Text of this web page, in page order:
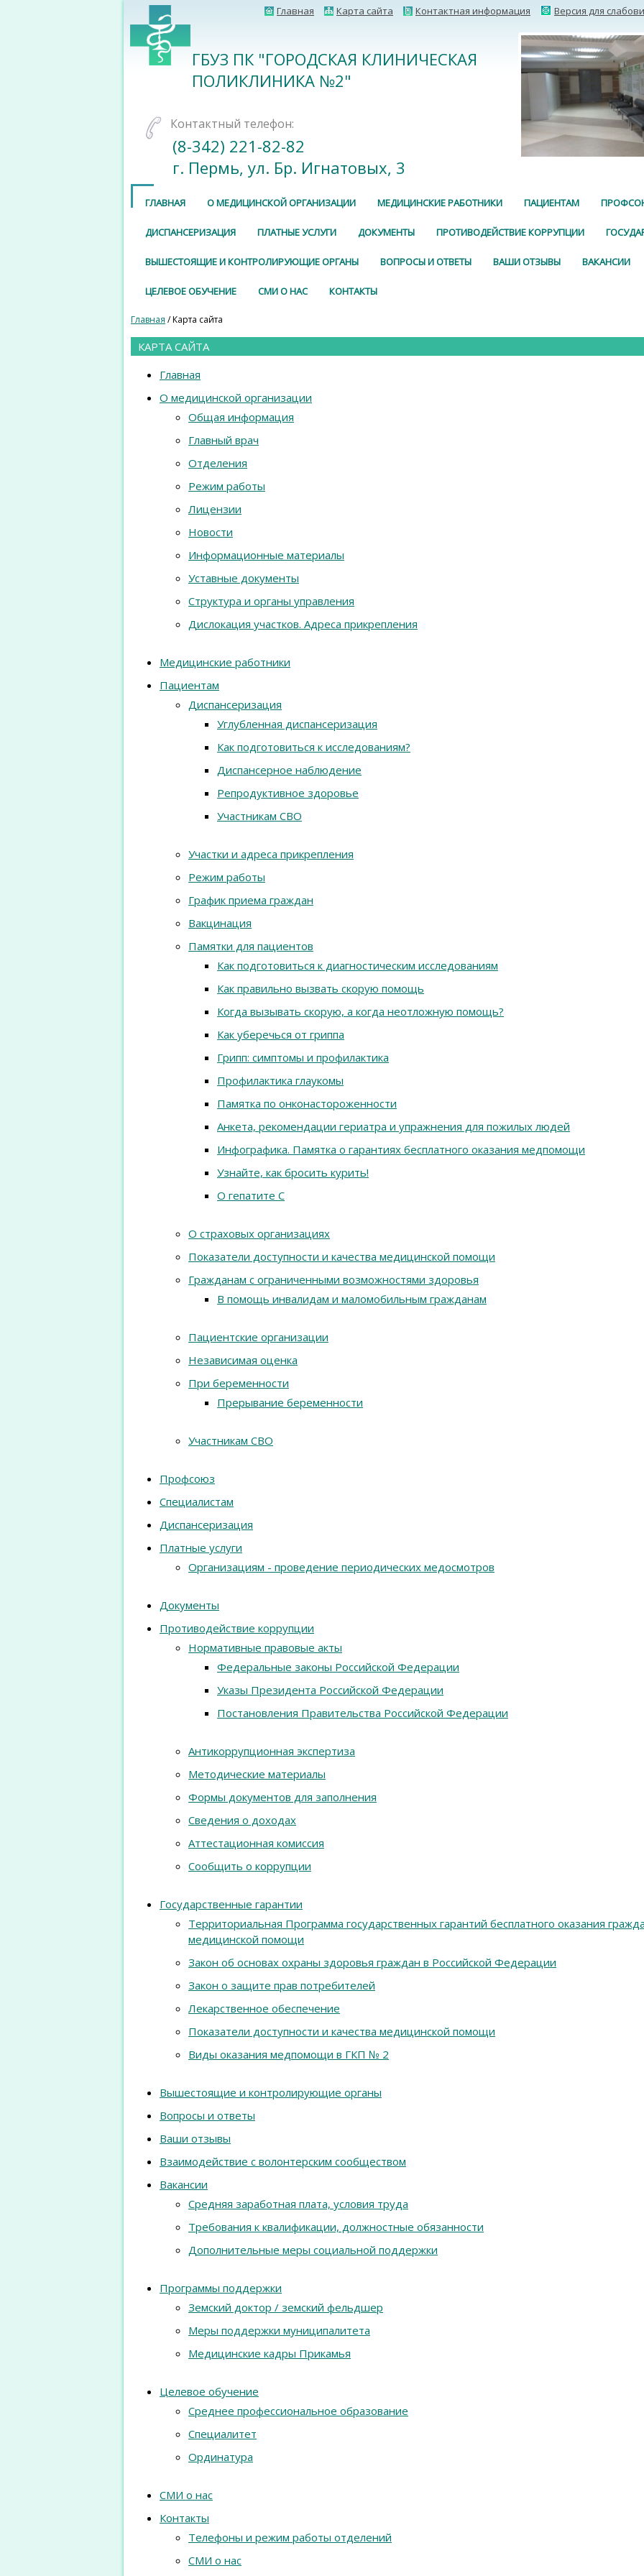
Главная Карта сайта Контактная информация Версия для
ГБУЗ ПК "ГОРОДСКАЯ КЛИНИЧЕСКАЯ
ПОЛИКЛИНИКА №2"
Контактный телефон:
(8-342) 221-82-82
г. Пермь, ул. Бр. Игнатовых, 3
ГЛАВНАЯ О МЕДИЦИНСКОЙ ОРГАНИЗАЦИИ МЕДИЦИНСКИЕ РАБОТНИКИ ПАЦИЕНТАМ
ДИСПАНСЕРИЗАЦИЯ ПЛАТНЫЕ УСЛУГИ ДОКУМЕНТЫ ПРОТИВОДЕЙСТВИЕ КОРРУПЦИИ
ВЫШЕСТОЯЩИЕ И КОНТРОЛИРУЮЩИЕ ОРГАНЫ ВОПРОСЫ И ОТВЕТЫ ВАШИ ОТЗЫВЫ ВАКАНСИИ
ЦЕЛЕВОЕ ОБУЧЕНИЕ СМИ О НАС КОНТАКТЫ
Главная / Карта сайта
КАРТА САЙТА
Главная
О медицинской организации
Общая информация
Главный врач
Отделения
Режим работы
Лицензии
Новости
Информационные материалы
Уставные документы
Структура и органы управления
Дислокация участков. Адреса прикрепления
Медицинские работники
Пациентам
Диспансеризация
Углубленная диспансеризация
Как подготовиться к исследованиям?
Диспансерное наблюдение
Репродуктивное здоровье
Участникам СВО
Участки и адреса прикрепления
Режим работы
График приема граждан
Вакцинация
Памятки для пациентов
Как подготовиться к диагностическим исследованиям
Как правильно вызвать скорую помощь
Когда вызывать скорую, а когда неотложную помощь?
Как уберечься от гриппа
Грипп: симптомы и профилактика
Профилактика глаукомы
Памятка по онконастороженности
Анкета, рекомендации гериатра и упражнения для пожилых людей
Инфографика. Памятка о гарантиях бесплатного оказания медпомощи
Узнайте, как бросить курить!
О гепатите С
О страховых организациях
Показатели доступности и качества медицинской помощи
Гражданам с ограниченными возможностями здоровья
В помощь инвалидам и маломобильным гражданам
Пациентские организации
Независимая оценка
При беременности
Прерывание беременности
Участникам СВО
Профсоюз
Специалистам
Диспансеризация
Платные услуги
Организациям - проведение периодических медосмотров
Документы
Противодействие коррупции
Нормативные правовые акты
Федеральные законы Российской Федерации
Указы Президента Российской Федерации
Постановления Правительства Российской Федерации
Антикоррупционная экспертиза
Методические материалы
Формы документов для заполнения
Сведения о доходах
Аттестационная комиссия
Сообщить о коррупции
Государственные гарантии
Территориальная Программа государственных гарантий бесплатного оказания
медицинской помощи
Закон об основах охраны здоровья граждан в Российской Федерации
Закон о защите прав потребителей
Лекарственное обеспечение
Показатели доступности и качества медицинской помощи
Виды оказания медпомощи в ГКП № 2
Вышестоящие и контролирующие органы
Вопросы и ответы
Ваши отзывы
Взаимодействие с волонтерским сообществом
Вакансии
Средняя заработная плата, условия труда
Требования к квалификации, должностные обязанности
Дополнительные меры социальной поддержки
Программы поддержки
Земский доктор / земский фельдшер
Меры поддержки муниципалитета
Медицинские кадры Прикамья
Целевое обучение
Среднее профессиональное образование
Специалитет
Ординатура
СМИ о нас
Контакты
Телефоны и режим работы отделений
СМИ о нас